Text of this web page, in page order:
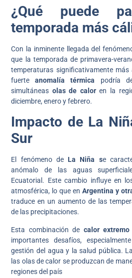
¿Qué puede
temporada más
Con la inminente llegada del
que la temporada de primavera-
temperaturas significativamente
fuerteanomalía térmica podría
simultáneas olas de caloren la
diciembre, enero y febrero.
Impacto de La
Sur
El fenómeno de La Niña se
anómalo de las aguas
Ecuatorial. Este cambio influye en
atmosférica, lo que enArgentina y
traduce en un aumento de las
de las precipitaciones.
Esta combinación de calor extremo
importantes desafíos,
gestión del agua y la salud pública.
las olas de calor se produzcan de
regiones del país